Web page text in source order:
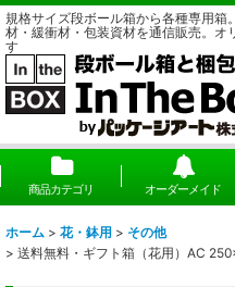
規格サイズ段ボール箱から各種専用
材・緩衝材・包装資材を通信販売。オ
す
商品カテゴリ オーダーメイド
ホーム > 花・鉢用 > その他
> 送料無料・ギフト箱（花用）AC